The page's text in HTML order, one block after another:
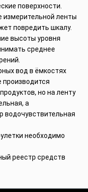
поверхности.
измерительной ленты
повредить шкалу.
высоты уровня
среднее
вод в ёмкостях
производится
но на ленту
а
водочувствительная
необходимо
реестр средств